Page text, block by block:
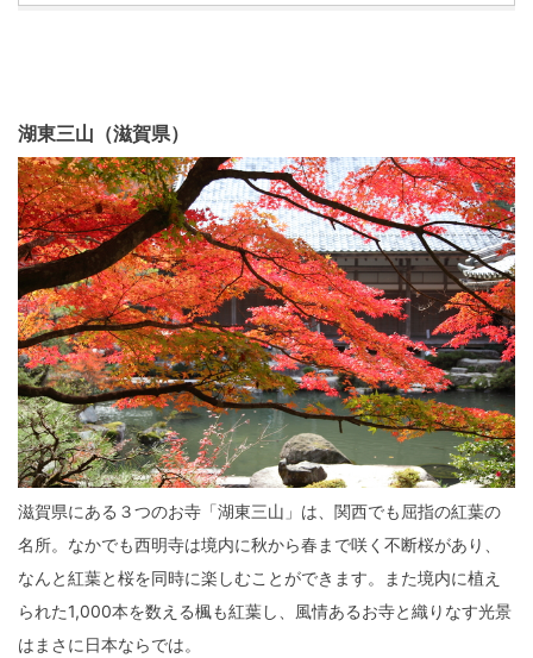
湖東三山（滋賀県）
滋賀県にある３つのお寺「湖東三山」は、関西でも屈指の紅葉の
名所。なかでも西明寺は境内に秋から春まで咲く不断桜があり、
なんと紅葉と桜を同時に楽しむことができます。また境内に植え
られた1,000本を数える楓も紅葉し、風情あるお寺と織りなす光景
はまさに日本ならでは。